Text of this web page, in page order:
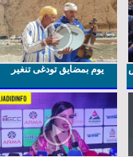
يوم بمضايق تودغى تنغير